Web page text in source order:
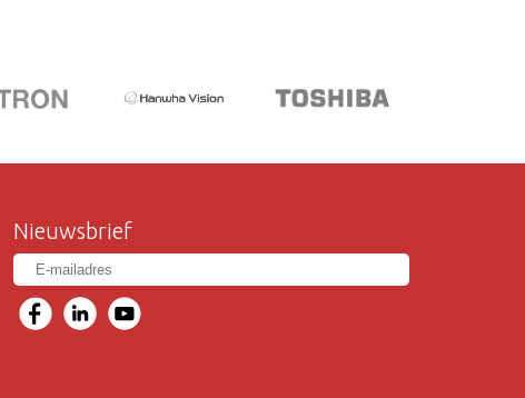
Nieuwsbrief